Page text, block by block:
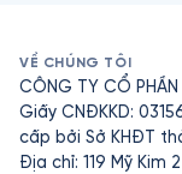
VỀ CHÚNG TÔI
CÔNG TY CỔ PHẦN
Giấy CNĐKKD:
cấp bởi Sở KHĐT
Địa chỉ: 119 Mỹ Kim